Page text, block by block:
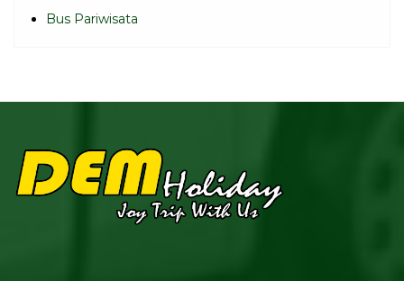
Bus Pariwisata